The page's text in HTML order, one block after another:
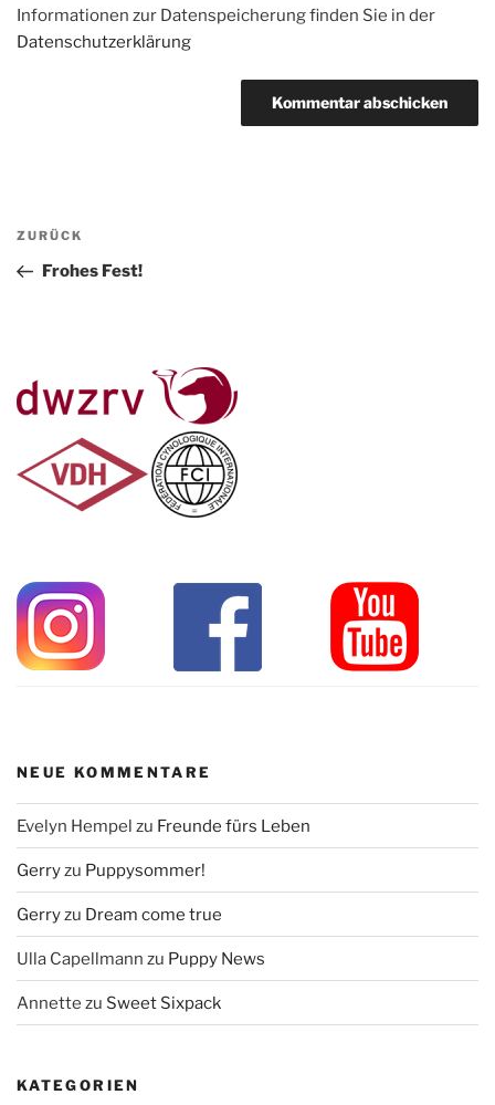
Informationen zur Datenspeicherung finden Sie in der
Datenschutzerklärung
Beitragsnavigation
Vorheriger
Beitrag
ZURÜCK
Frohes Fest!
NEUE KOMMENTARE
Evelyn Hempel zu Freunde fürs Leben
Gerryzu Puppysommer!
Gerryzu Dream come true
Ulla Capellmann zu Puppy News
Annette zu Sweet Sixpack
KATEGORIEN